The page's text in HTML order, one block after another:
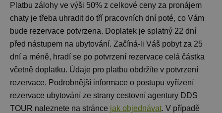
Platbu zálohy ve výši 50% z celkové ceny za pronájem
chaty je třeba uhradit do tří pracovních dní poté, co Vám
bude rezervace potvrzena. Doplatek je splatný 22 dní
před nástupem na ubytování. Začíná-li Váš pobyt za 25
dní a méně, hradí se po potvrzení rezervace celá částka
včetně doplatku. Údaje pro platbu obdržíte v potvrzení
rezervace. Podrobnější informace o postupu vyřízení
rezervace ubytování ze strany cestovní agentury DDS
TOUR naleznete na stránce jak objednávat. V případě